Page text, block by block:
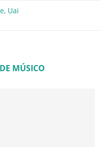
MÚSICO